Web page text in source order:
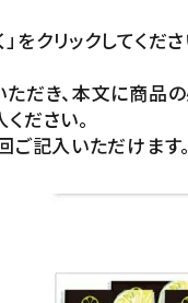
クリックしてくださ
だき、本文に商品
ださい。
記入いただけます。